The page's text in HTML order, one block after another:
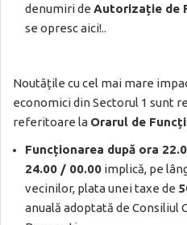
denumiri de Autorizație de
se opresc aici!..
Noutățile cu cel mai mare
economici din Sectorul 1 sunt
referitoare la Orarul de
Funcționarea după ora
24.00 / 00.00 implică, pe
vecinilor, plata unei taxe de
anuală adoptată de Consiliul